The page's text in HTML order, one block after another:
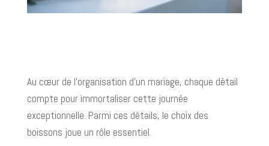
Au cœur de l'organisation d'un mariage, chaque détail
compte pour immortaliser cette journée
exceptionnelle. Parmi ces détails, le choix des
boissons joue un rôle essentiel.